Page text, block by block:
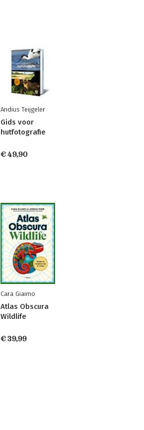
Andius Teijgeler
Gids voor
hutfotografie
€ 49,90
Cara Giaimo
Atlas Obscura
Wildlife
€ 39,99